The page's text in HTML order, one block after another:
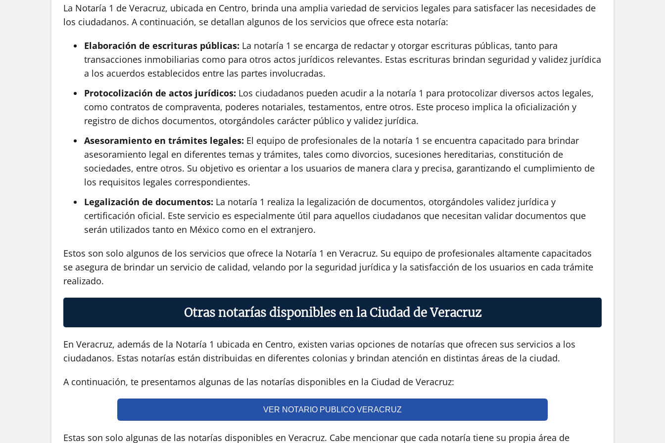
La Notaría 1 de Veracruz, ubicada en Centro, brinda una amplia variedad de servicios legales para satisfacer las necesidades de
los ciudadanos. A continuación, se detallan algunos de los servicios que ofrece esta notaría:
Elaboración de escrituras públicas: La notaría 1 se encarga de redactar y otorgar escrituras públicas, tanto para
transacciones inmobiliarias como para otros actos jurídicos relevantes. Estas escrituras brindan seguridad y validez jurídica
a los acuerdos establecidos entre las partes involucradas.
Protocolización de actos jurídicos: Los ciudadanos pueden acudir a la notaría 1 para protocolizar diversos actos legales,
como contratos de compraventa, poderes notariales, testamentos, entre otros. Este proceso implica la oficialización y
registro de dichos documentos, otorgándoles carácter público y validez jurídica.
Asesoramiento en trámites legales: El equipo de profesionales de la notaría 1 se encuentra capacitado para brindar
asesoramiento legal en diferentes temas y trámites, tales como divorcios, sucesiones hereditarias, constitución de
sociedades, entre otros. Su objetivo es orientar a los usuarios de manera clara y precisa, garantizando el cumplimiento de
los requisitos legales correspondientes.
Legalización de documentos: La notaría 1 realiza la legalización de documentos, otorgándoles validez jurídica y
certificación oficial. Este servicio es especialmente útil para aquellos ciudadanos que necesitan validar documentos que
serán utilizados tanto en México como en el extranjero.
Estos son solo algunos de los servicios que ofrece la Notaría 1 en Veracruz. Su equipo de profesionales altamente capacitados
se asegura de brindar un servicio de calidad, velando por la seguridad jurídica y la satisfacción de los usuarios en cada trámite
realizado.
Otras notarías disponibles en la Ciudad de Veracruz
En Veracruz, además de la Notaría 1 ubicada en Centro, existen varias opciones de notarías que ofrecen sus servicios a los
ciudadanos. Estas notarías están distribuidas en diferentes colonias y brindan atención en distintas áreas de la ciudad.
A continuación, te presentamos algunas de las notarías disponibles en la Ciudad de Veracruz:
VER NOTARIO PUBLICO VERACRUZ
Estas son solo algunas de las notarías disponibles en Veracruz. Cabe mencionar que cada notaría tiene su propia área de